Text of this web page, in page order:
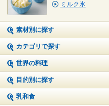
ミルク氷
素材別に探す
カテゴリで探す
世界の料理
目的別に探す
乳和食